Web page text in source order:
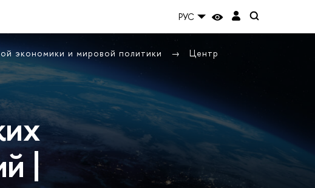
РУС
экономики и мировой политики
Центр
|